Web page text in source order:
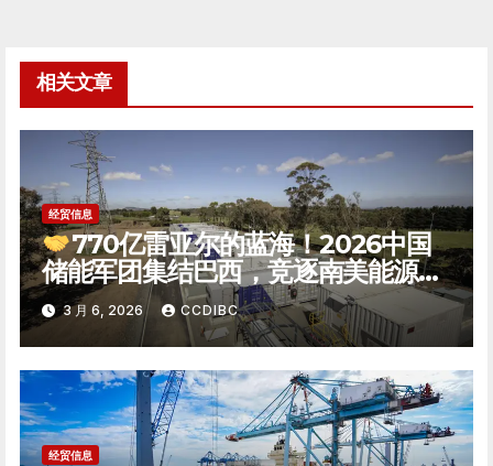
航相关文章
经贸信息
770亿雷亚尔的蓝海！2026中国
储能军团集结巴西，竞逐南美能源转
型新极点
3 月 6, 2026 CCDIBC
经贸信息